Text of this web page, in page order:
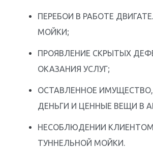
ПЕРЕБОИ В РАБОТЕ
МОЙКИ;
ПРОЯВЛЕНИЕ СКРЫТЫХ
ОКАЗАНИЯ УСЛУГ;
ОСТАВЛЕННОЕ
ДЕНЬГИ И ЦЕННЫЕ ВЕЩИ В
НЕСОБЛЮДЕНИИ
ТУННЕЛЬНОЙ МОЙКИ.​